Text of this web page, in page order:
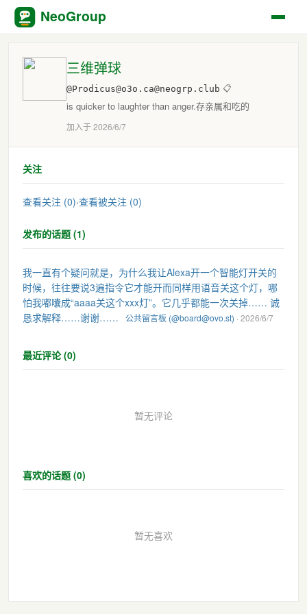
NeoGroup
三维弹球
@Prodicus@o3o.ca@neogrp.club 📋
is quicker to laughter than anger.存亲属和吃的
加入于 2026/6/7
关注
查看关注 (0)·查看被关注 (0)
发布的话题 (1)
我一直有个疑问就是，为什么我让Alexa开一个智能灯开关的
时候，往往要说3遍指令它才能开而同样用语音关这个灯，哪
怕我嘟囔成“aaaa关这个xxx灯”。它几乎都能一次关掉…… 诚
恳求解释……谢谢……
公共留言板 (@board@ovo.st) · 2026/6/7
最近评论 (0)
暂无评论
喜欢的话题 (0)
暂无喜欢